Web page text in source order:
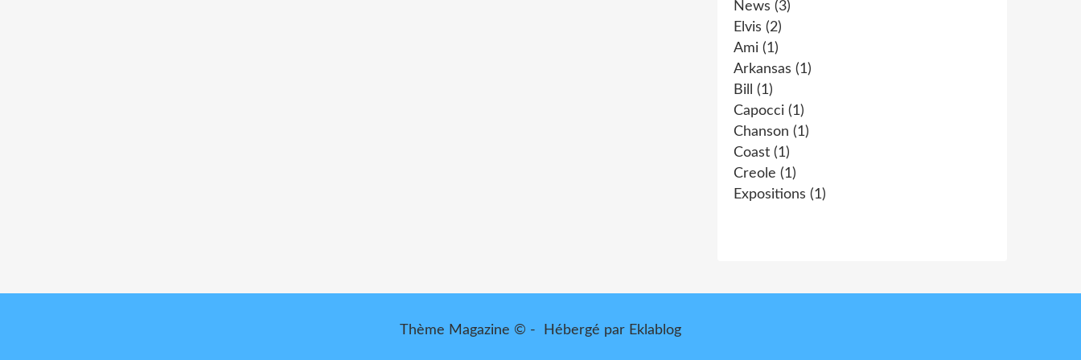
News (3)
Elvis (2)
Ami (1)
Arkansas (1)
Bill
(1)
Capocci (1)
Chanson (1)
Coast (1)
Creole (1)
Expositions (1)
Thème Magazine © - Hébergé par Eklablog